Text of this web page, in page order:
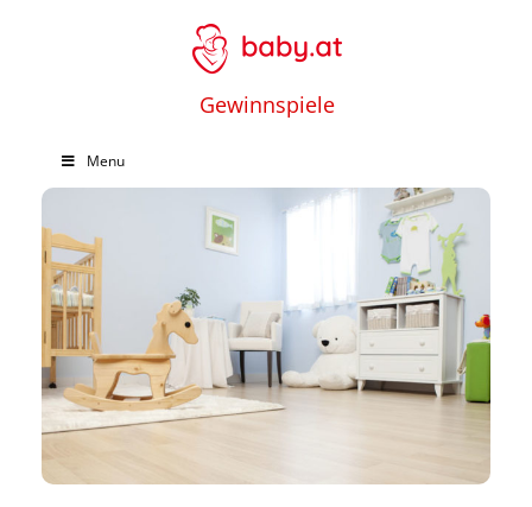
Gewinnspiele
Menu